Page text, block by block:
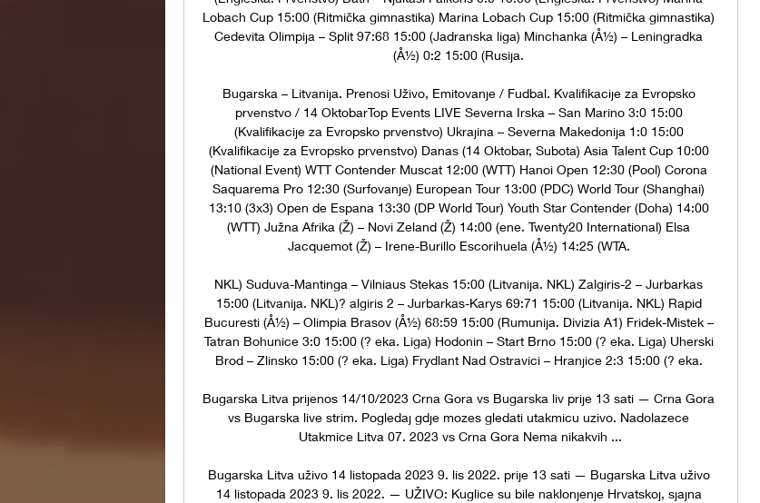
Lobach Cup 15:00 (Ritmička gimnastika) Marina Lobach Cup 15:00 (Ritmička gimnastika)
Cedevita Olimpija – Split 97:68 15:00 (Jadranska liga) Minchanka (Å½) – Leningradka
(Å½) 0:2 15:00 (Rusija.
Bugarska – Litvanija. Prenosi Uživo, Emitovanje / Fudbal. Kvalifikacije za Evropsko
prvenstvo / 14 OktobarTop Events LIVE Severna Irska – San Marino 3:0 15:00
(Kvalifikacije za Evropsko prvenstvo) Ukrajina – Severna Makedonija 1:0 15:00
(Kvalifikacije za Evropsko prvenstvo) Danas (14 Oktobar, Subota) Asia Talent Cup 10:00
(National Event) WTT Contender Muscat 12:00 (WTT) Hanoi Open 12:30 (Pool) Corona
Saquarema Pro 12:30 (Surfovanje) European Tour 13:00 (PDC) World Tour (Shanghai)
13:10 (3x3) Open de Espana 13:30 (DP World Tour) Youth Star Contender (Doha) 14:00
(WTT) Južna Afrika (Ž) – Novi Zeland (Ž) 14:00 (ene. Twenty20 International) Elsa
Jacquemot (Ž) – Irene-Burillo Escorihuela (Å½) 14:25 (WTA.
NKL) Suduva-Mantinga – Vilniaus Stekas 15:00 (Litvanija. NKL) Zalgiris-2 – Jurbarkas
15:00 (Litvanija. NKL)? algiris 2 – Jurbarkas-Karys 69:71 15:00 (Litvanija. NKL) Rapid
Bucuresti (Å½) – Olimpia Brasov (Å½) 68:59 15:00 (Rumunija. Divizia A1) Fridek-Mistek –
Tatran Bohunice 3:0 15:00 (? eka. Liga) Hodonin – Start Brno 15:00 (? eka. Liga) Uherski
Brod – Zlinsko 15:00 (? eka. Liga) Frydlant Nad Ostravici – Hranjice 2:3 15:00 (? eka.
Bugarska Litva prijenos 14/10/2023 Crna Gora vs Bugarska liv prije 13 sati — Crna Gora
vs Bugarska live strim. Pogledaj gdje mozes gledati utakmicu uzivo. Nadolazece
Utakmice Litva 07. 2023 vs Crna Gora Nema nikakvih ...
Bugarska Litva uživo 14 listopada 2023 9. lis 2022. prije 13 sati — Bugarska Litva uživo
14 listopada 2023 9. lis 2022. — UŽIVO: Kuglice su bile naklonjenje Hrvatskoj, sjajna